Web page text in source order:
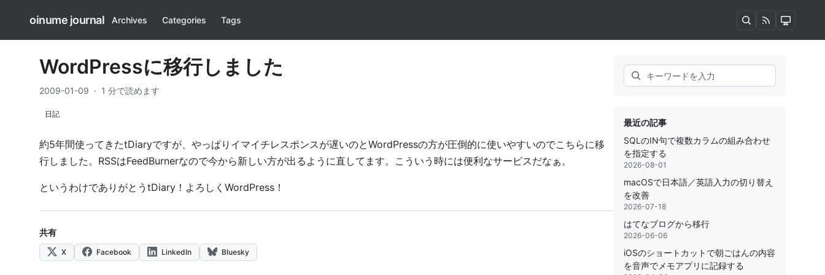
oinume journal Archives Categories Tags
WordPressに移行しました
2009-01-09 · 1 分で読めます
日記
約5年間使ってきたtDiaryですが、やっぱりイマイチレスポンスが遅いのとWordPressの方が圧倒的に使いやすいのでこちらに移
行しました。RSSはFeedBurnerなので今から新しい方が出るように直してます。こういう時には便利なサービスだなぁ。
というわけでありがとう tDiary ！よろしく WordPress ！
共有
X Facebook LinkedIn Bluesky
Search
最近の記事
SQLのIN句で複数カラムの組み合わせ
を指定する
2026-08-01
macOSで日本語／英語入力の切り替え
を改善
2026-07-18
はてなブログから移行
2026-06-06
iOSのショートカットで朝ごはんの内容
を音声でメモアプリに記録する